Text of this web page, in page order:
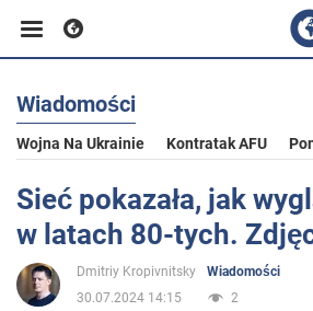
Biznes
Sport
Rozrywka
Wiadomości
Wojna Na Ukrainie Kontratak AFU
Sieć pokazała, jak
w latach 80-tych.
Dmitriy Kropivnitsky
Wiadomości
30.07.2024 14:15
2